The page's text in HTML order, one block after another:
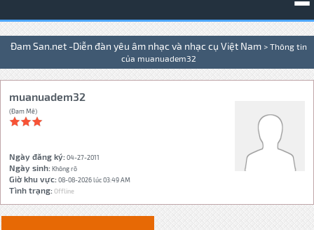
Đam San.net -Diễn đàn yêu âm nhạc và nhạc cụ Việt Nam > Thông tin
của muanuadem32
muanuadem32
(Đam Mê)
Ngày đăng ký:04-27-2011
Ngày sinh: Không rõ
Giờ khu vực:08-08-2026 lúc 03:49 AM
Tình trạng:Offline